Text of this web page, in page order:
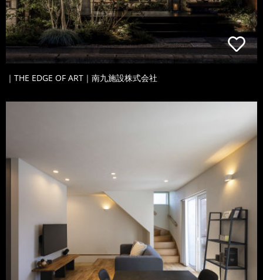
｜THE EDGE OF ART｜南九施設株式会社